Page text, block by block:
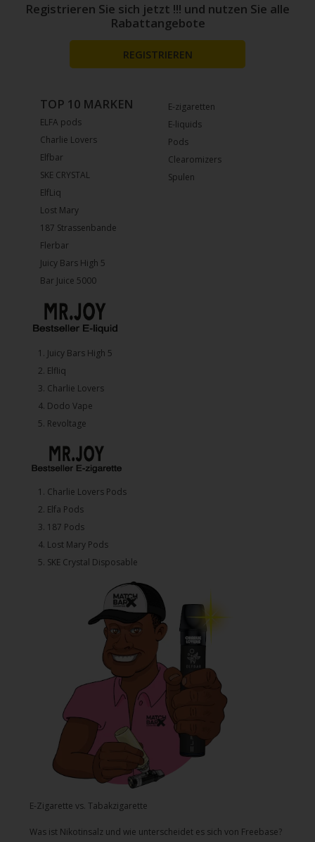
E-zigaretten
E-liquids
Pods
Clearomizers
Spulen
TOP 10 MARKEN
ELFA pods
Charlie Lovers
Elfbar
SKE CRYSTAL
ElfLiq
Lost Mary
187 Strassenbande
Flerbar
Juicy Bars High 5
Bar Juice 5000
1.⁠ ⁠Juicy Bars High 5
2.⁠ ⁠⁠Elfliq
3.⁠ ⁠⁠Charlie Lovers
4.⁠ ⁠⁠Dodo Vape
5. ⁠Revoltage
1.⁠ ⁠Charlie Lovers Pods
2.⁠ ⁠⁠Elfa Pods
3.⁠ ⁠⁠187 Pods
4.⁠ ⁠⁠Lost Mary Pods
5.⁠ ⁠⁠SKE Crystal Disposable
E-Zigarette vs. Tabakzigarette
Was ist Nikotinsalz und wie unterscheidet es sich von Freebase?
Registrieren Sie sich jetzt !!! und nutzen Sie alle
Rabattangebote
REGISTRIEREN